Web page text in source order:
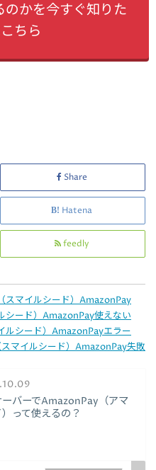
かを今すぐ知りた
ちら
Share
Hatena
feedly
スマイルシード）AmazonPay
シード）AmazonPay使えない
ルシード）AmazonPayエラー
マイルシード）AmazonPay失敗
ーバーでAmazonPay（アマ
って使えるの？